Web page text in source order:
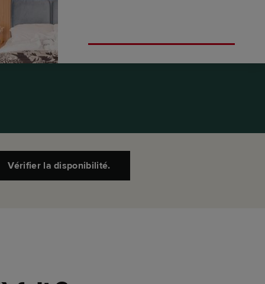
Vérifier la disponibilité.